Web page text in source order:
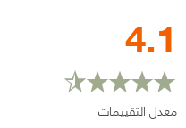
4.1
معدل التقييمات